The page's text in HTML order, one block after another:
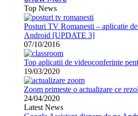
Top News
Posturi TV Romanesti – aplicatie
Android [UPDATE 3]
07/10/2016
Top aplicatii de videoconferinte
19/03/2020
Zoom primeste o actualizare ce
24/04/2020
Latest News